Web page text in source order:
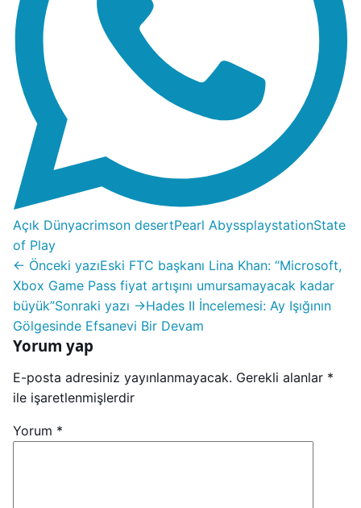
Açık Dünyacrimson desertPearl AbyssplaystationState
of Play
← Önceki yazıEski FTC başkanı Lina Khan: “Microsoft,
Xbox Game Pass fiyat artışını umursamayacak kadar
büyük”Sonraki yazı →Hades II İncelemesi: Ay Işığının
Gölgesinde Efsanevi Bir Devam
Yorum yap
E-posta adresiniz yayınlanmayacak. Gerekli alanlar *
ile işaretlenmişlerdir
Yorum *